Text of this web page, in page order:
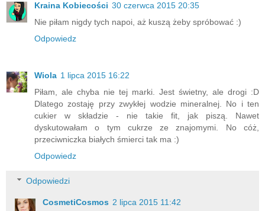
Kraina Kobiecości 30 czerwca 2015 20:35
Nie piłam nigdy tych napoi, aż kuszą żeby spróbować :)
Odpowiedz
Wiola 1 lipca 2015 16:22
Piłam, ale chyba nie tej marki. Jest świetny, ale drogi :D
Dlatego zostaję przy zwykłej wodzie mineralnej. No i ten
cukier w składzie - nie takie fit, jak piszą. Nawet
dyskutowałam o tym cukrze ze znajomymi. No cóż,
przeciwniczka białych śmierci tak ma :)
Odpowiedz
Odpowiedzi
CosmetiCosmos 2 lipca 2015 11:42